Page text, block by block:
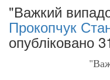
"Важкий
Прокопчук
опубліковано